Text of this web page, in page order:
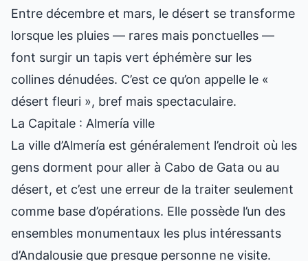
Entre décembre et mars, le désert se transforme
lorsque les pluies — rares mais ponctuelles —
font surgir un tapis vert éphémère sur les
collines dénudées. C’est ce qu’on appelle le «
désert fleuri », bref mais spectaculaire.
La Capitale : Almería ville
La ville d’Almería est généralement l’endroit où les
gens dorment pour aller à Cabo de Gata ou au
désert, et c’est une erreur de la traiter seulement
comme base d’opérations. Elle possède l’un des
ensembles monumentaux les plus intéressants
d’Andalousie que presque personne ne visite.